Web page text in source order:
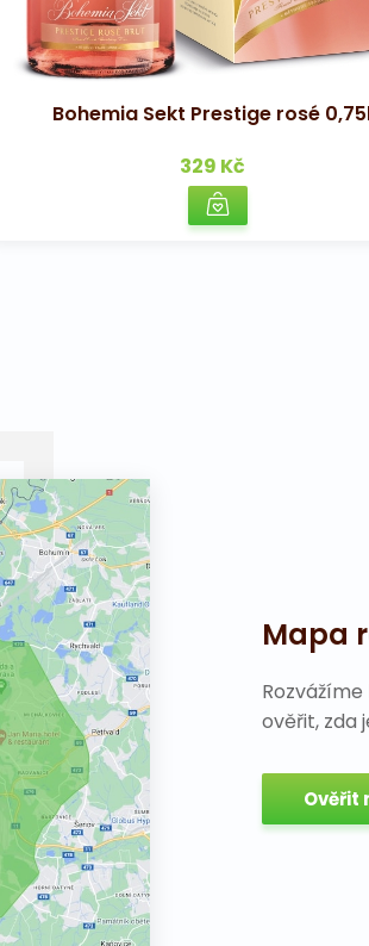
Bohemia Sekt Prestige rosé
329 Kč
Mapa
ověřit, zda
Ověřit